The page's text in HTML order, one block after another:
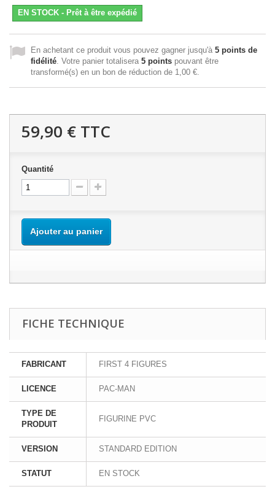
EN STOCK - Prêt à être expédié
En achetant ce produit vous pouvez gagner jusqu'à 5 points de
fidélité . Votre panier totalisera 5 points pouvant être
transformé(s) en un bon de réduction de 1,00 €
59,90 € TTC
Quantité
Ajouter au panier
FICHE TECHNIQUE
FABRICANT FIRST 4 FIGURES
LICENCE PAC-MAN
TYPE DE
PRODUIT
FIGURINE PVC
VERSION STANDARD EDITION
STATUT EN STOCK